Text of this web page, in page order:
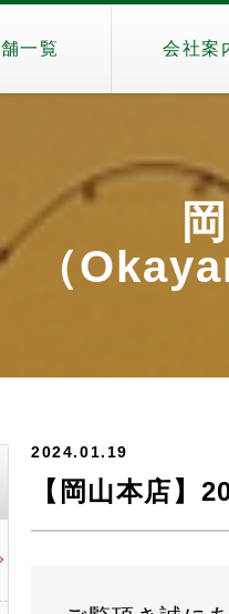
一覧 会社案
（
2024.01.19
【岡山本店】